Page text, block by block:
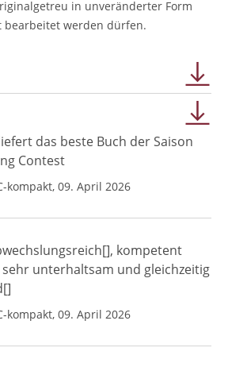
in unveränderter Form
werden dürfen.
das beste Buch der Saison
Contest
kompakt, 09. April 2026
kompetent
unterhaltsam und gleichzeitig
kompakt, 09. April 2026